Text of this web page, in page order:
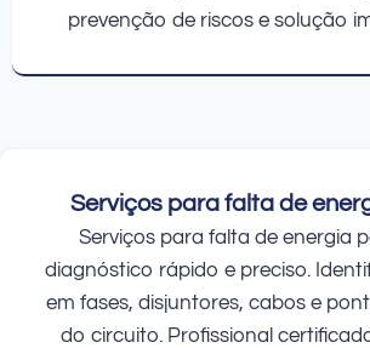
prevenção de riscos e solução
Serviços para falta de
Serviços para falta de energia
diagnóstico rápido e preciso.
em fases, disjuntores, cabos e
do circuito. Profissional